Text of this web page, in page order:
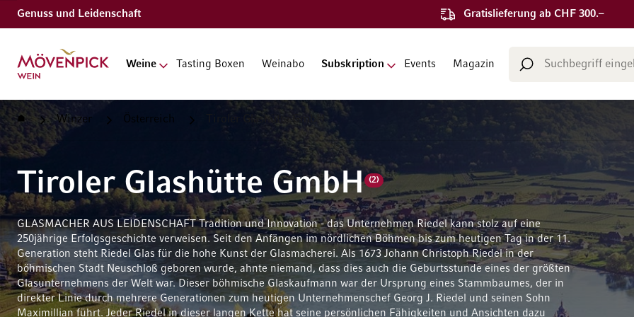
Genuss und Leidenschaft Gratislieferung ab CHF 300.–
Zur Startseite
Weine Tasting Boxen Weinabo Subskription Events Magazin
Suche
StartseiteWinzer Österreich Tiroler Glashütte GmbH
Tiroler Glashütte GmbH (2)
GLASMACHER AUS LEIDENSCHAFT Tradition und Innovation - das Unternehmen Riedel kann stolz auf eine
250jährige Erfolgsgeschichte verweisen. Seit den Anfängen im nördlichen Böhmen bis zum heutigen Tag in der 11.
Generation steht Riedel Glas für die hohe Kunst der Glasmacherei. Als 1673 Johann Christoph Riedel in der
böhmischen Stadt Neuschloß geboren wurde, ahnte niemand, dass dies auch die Geburtsstunde eines der größten
Glasunternehmens der Welt war. Dieser böhmische Glaskaufmann war der Ursprung eines Stammbaumes, der in
direkter Linie durch mehrere Generationen zum heutigen Unternehmenschef Georg J. Riedel und seinen Sohn
Maximillian führt. Jeder Riedel in dieser langen Kette hat seine persönlichen Fähigkeiten und Ansichten dazu